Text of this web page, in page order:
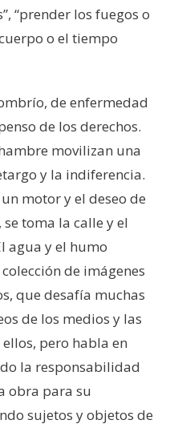
“prender los fuegos o
o el tiempo
de enfermedad
de los derechos.
movilizan una
y la indiferencia.
motor y el deseo de
toma la calle y el
agua y el humo
de imágenes
que desafía muchas
de los medios y las
pero habla en
la responsabilidad
obra para su
sujetos y objetos de